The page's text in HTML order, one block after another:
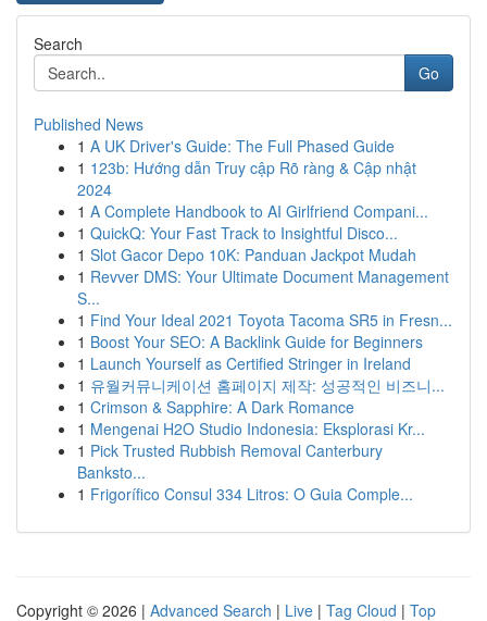
Search
Go
Published News
1 A UK Driver's Guide: The Full Phased Guide
1 123b: Hướng dẫn Truy cập Rõ ràng & Cập nhật
2024
1 A Complete Handbook to AI Girlfriend Compani...
1 QuickQ: Your Fast Track to Insightful Disco...
1 Slot Gacor Depo 10K: Panduan Jackpot Mudah
1 Revver DMS: Your Ultimate Document Management
S...
1 Find Your Ideal 2021 Toyota Tacoma SR5 in Fresn...
1 Boost Your SEO: A Backlink Guide for Beginners
1 Launch Yourself as Certified Stringer in Ireland
1 유월커뮤니케이션 홈페이지 제작: 성공적인 비즈니...
1 Crimson & Sapphire: A Dark Romance
1 Mengenai H2O Studio Indonesia: Eksplorasi Kr...
1 Pick Trusted Rubbish Removal Canterbury
Banksto...
1 Frigorífico Consul 334 Litros: O Guia Comple...
Copyright © 2026 | Advanced Search | Live | Tag Cloud | Top